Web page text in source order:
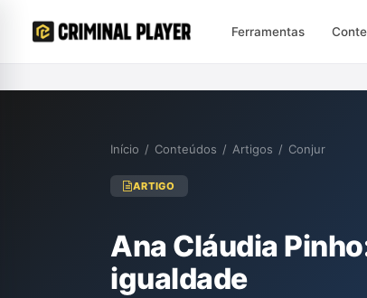
Ferramentas
Início / Conteúdos / Artigos / Conjur
ARTIGO
Ana Cláudia
igualdade